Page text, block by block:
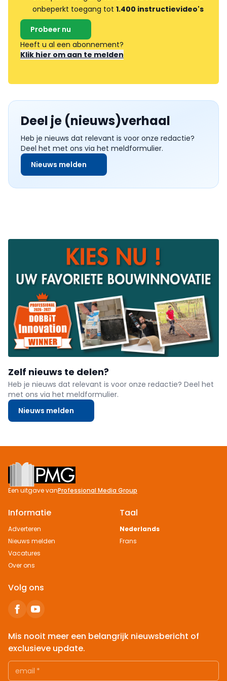
onbeperkt toegang tot 1.400 instructievideo's
Probeer nu
Heeft u al een abonnement?
Klik hier om aan te melden
Deel je (nieuws)verhaal
Heb je nieuws dat relevant is voor onze redactie?
Deel het met ons via het meldformulier.
Nieuws melden
Zelf nieuws te delen?
Heb je nieuws dat relevant is voor onze redactie? Deel het
met ons via het meldformulier.
Nieuws melden
Footer
Een uitgave vanProfessional Media Group
Informatie
Adverteren
Nieuws melden
Vacatures
Over ons
Taal
Nederlands
Frans
Volg ons
Mis nooit meer een belangrijk nieuwsbericht of
exclusieve update.
email *